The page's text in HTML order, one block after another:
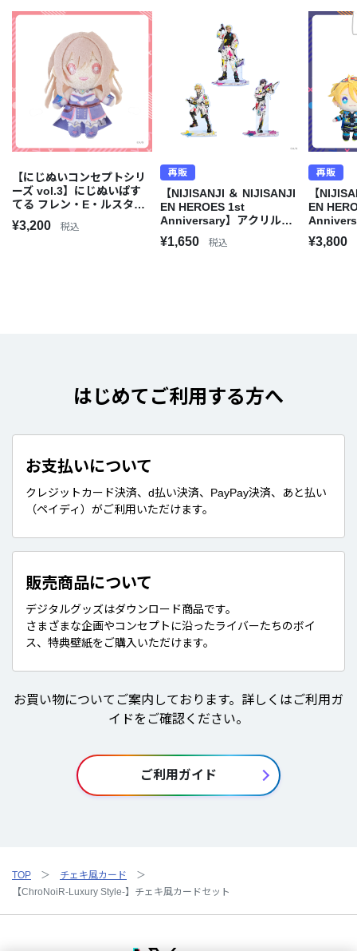
【にじぬいコンセプトシリ
ーズ vol.3】にじぬいぱす
てる フレン・E・ルスタリ
オ
¥3,200 税込
再販
【NIJISANJI ＆ NIJISANJI
EN HEROES 1st
Anniversary】アクリルス
タンド Krisis
¥1,650 税込
再販
【
EN
Krisis
¥3,800
はじめてご利用する方へ
お支払いについて
クレジットカード決済、d払い決済、PayPay決済、あと払い
（ペイディ）がご利用いただけます。
販売商品について
デジタルグッズはダウンロード商品です。
さまざまな企画やコンセプトに沿ったライバーたちのボイ
ス、特典壁紙をご購入いただけます。
お買い物についてご案内しております。詳しくはご利用ガ
イドをご確認ください。
ご利用ガイド
TOP
チェキ風カード
【ChroNoiR-Luxury Style-】チェキ風カードセット